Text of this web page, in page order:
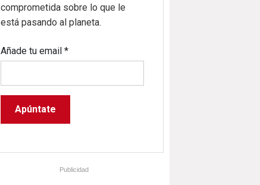
comprometida sobre lo que le
está pasando al planeta.
Añade tu email*
Publicidad